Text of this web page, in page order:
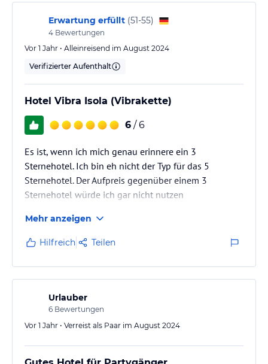
Erwartung erfüllt (51-55)
4 Bewertungen
Vor 1 Jahr • Alleinreisend im August 2024
Verifizierter Aufenthalt
Hotel Vibra Isola (Vibrakette)
6 / 6
Es ist, wenn ich mich genau erinnere ein 3
Sternehotel. Ich bin eh nicht der Typ für das 5
Sternehotel. Der Aufpreis gegenüber einem 3
Sternehotel würde ich gar nicht nutzen
eines Hotels in Empfang nimmt ist mir eigentlich
Latte - so wichtig bin ich nicht und will ich mir auch
nicht vorkommen).
Frühstück war alles da - Café Cereals, frisches Obst
Fruchtsäfte, frische Brötchen
Wird eher im Stil einer Jugendherberge angeboten -
aber reicht vollkommen aus.
Mehr anzeigen
Hilfreich Teilen
Urlauber
6 Bewertungen
Vor 1 Jahr • Verreist als Paar im August 2024